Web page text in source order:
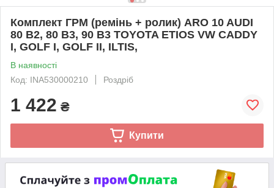
Комплект ГРМ (ремінь + ролик) ARO 10 AUDI
80 B2, 80 B3, 90 B3 TOYOTA ETIOS VW CADDY
I, GOLF I, GOLF II, ILTIS,
В наявності
Код: INA530000210
Роздріб
1 422 ₴
Купити